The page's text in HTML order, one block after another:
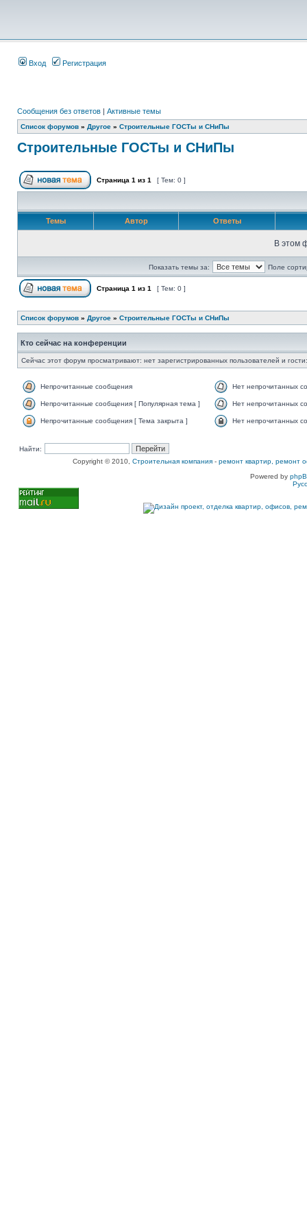
Вход Регистрация
Сообщения без ответов | Активные темы
Список форумов » Другое » Строительные ГОСТы и СНиПы
Строительные ГОСТы и СНиПы
Страница 1 из 1 [ Тем: 0 ]
Темы Автор Ответы
В этом
Показать темы за: Поле
Страница 1 из 1 [ Тем: 0 ]
Список форумов » Другое » Строительные ГОСТы и СНиПы
Кто сейчас на конференции
Сейчас этот форум просматривают: нет зарегистрированных пользователей и
Непрочитанные сообщения Нет непрочитанных
Непрочитанные сообщения [ Популярная тема ] Нет непрочитанных
Непрочитанные сообщения [ Тема закрыта ] Нет непрочитанных
Найти:
Copyright © 2010, Строительная компания - ремонт квартир, ремонт
Powered by